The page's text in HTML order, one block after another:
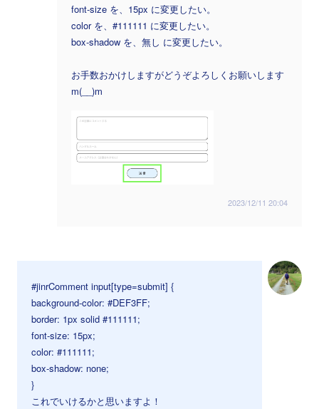
font-size を、15px に変更したい。
color を、#111111 に変更したい。
box-shadow を、無し に変更したい。
お手数おかけしますがどうぞよろしくお願いします
m(__)m
2023/12/11 20:04
#jinrComment input[type=submit] {
background-color: #DEF3FF;
border: 1px solid #111111;
font-size: 15px;
color: #111111;
box-shadow: none;
}
これでいけるかと思いますよ！